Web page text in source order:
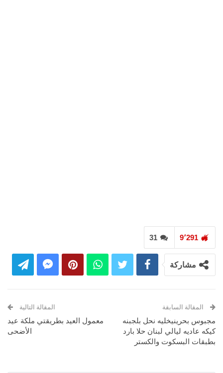
31 9٬291
مشاركة
المقالة السابقة
مجبوس بحرينيخليه نحل بلجبنه
كيكه عاديه ليالي لبنان حلا بارد
بطبقات البسكوت والكستر
المقالة التالية
معمول العيد بطريقتي ملكة عيد
الأضحى